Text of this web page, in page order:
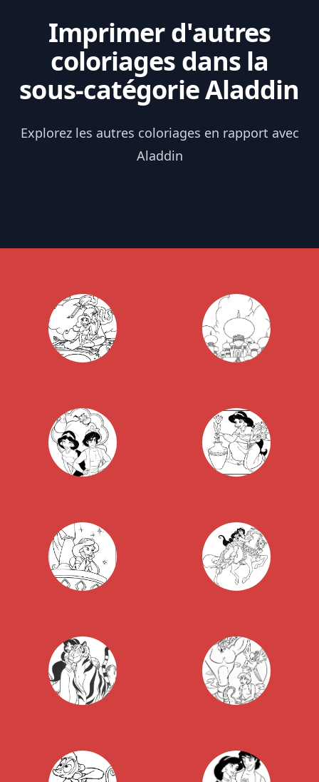
Imprimer d'autres
coloriages dans la
sous-catégorie Aladdin
Explorez les autres coloriages en rapport avec
Aladdin